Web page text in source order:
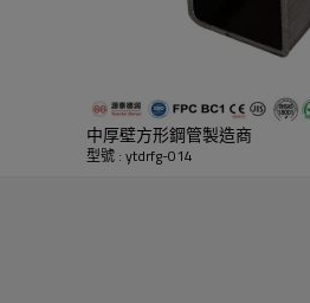
中厚壁方形鋼管製造商
型號 : ytdrfg-014